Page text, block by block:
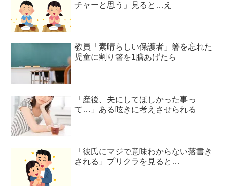
チャーと思う」見ると…え
教員「素晴らしい保護者」箸を忘れた
児童に割り箸を1膳あげたら
「産後、夫にしてほしかった事っ
て…」ある呟きに考えさせられる
「彼氏にマジで意味わからない落書き
される」プリクラを見ると…